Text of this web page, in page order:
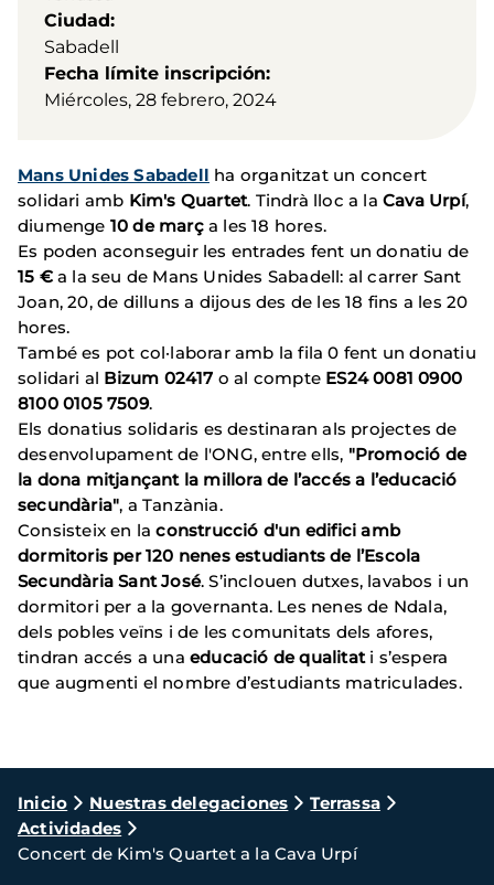
Ciudad
Sabadell
Fecha límite inscripción
Miércoles, 28 febrero, 2024
Mans Unides Sabadell ha organitzat un concert
solidari amb Kim's Quartet. Tindrà lloc a laCava Urpí,
diumenge 10 de marça les 18 hores.
Es poden aconseguir les entrades fent un donatiu de
15 € a la seu de Mans Unides Sabadell: al carrer Sant
Joan, 20, de dilluns a dijous des de les 18 fins a les 20
hores.
També es pot col·laborar amb la fila 0 fent un donatiu
solidari al Bizum 02417 o al compte ES24 0081 0900
8100 0105 7509.
Els donatius solidaris es destinaran als projectes de
desenvolupament de l'ONG, entre ells, "Promoció de
la dona mitjançant la millora de l’accés a l’educació
secundària", a Tanzània.
Consisteix en laconstrucció d'un edifici amb
dormitoris per 120 nenes estudiants de l’Escola
Secundària Sant José. S’inclouen dutxes, lavabos i un
dormitori per a la governanta. Les nenes de Ndala,
dels pobles veïns i de les comunitats dels afores,
tindran accés a una educació de qualitati s’espera
que augmenti el nombre d’estudiants matriculades.
Ruta
de
navegación
Inicio Nuestras delegaciones
Terrassa
Actividades
Concert de Kim's Quartet a la Cava Urpí